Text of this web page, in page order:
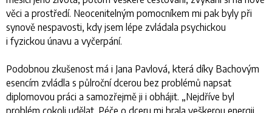
věci a prostředí. Neocenitelným pomocníkem mi pak byly při
synově nespavosti, kdy jsem lépe zvládala psychickou
i fyzickou únavu a vyčerpání.
Podobnou zkušenost má i Jana Pavlová, která díky Bachovým
esencím zvládla s půlroční dcerou bez problémů napsat
diplomovou práci a samozřejmě ji i obhájit. „Nejdříve byl
problém cokoli udělat. Péče o dceru mi brala veškerou energii,